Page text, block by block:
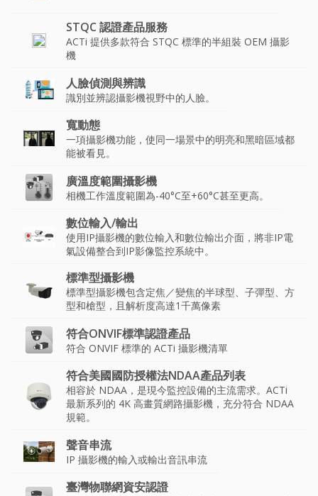
STQC 認證產品服務
ACTi 提供多款符合 STQC 標準的半組裝 OEM 攝影
機
人臉偵測與辨識
識別並辨認攝影機視野中的人臉。
寬動態
一項攝影機功能，使同一場景中的明亮和黑暗區域都
能被看見。
廣溫度範圍攝影機
相機工作溫度範圍為-40°C至+60°C甚至更高。
數位輸入/輸出
使用IP攝影機的數位輸入和數位輸出介面，將非IP電
氣設備整合到IP影像監控系統中。
標準型攝影機
標準型攝影機包含定焦／變焦的半球型、子彈型、方
型和槍型，且解析度高達1千萬像素
符合ONVIF標準認證產品
符合 ONVIF 標準的 ACTi 攝影機清單
符合美國國防授權法NDAA產品列表
相容於 NDAA，是現今監控設備的主流需求。ACTi
最新系列的 4K 高畫質網路攝影機，充分符合 NDAA
規範。
聲音串流
IP 攝影機的輸入或輸出音訊串流
臺灣物聯網資安認證